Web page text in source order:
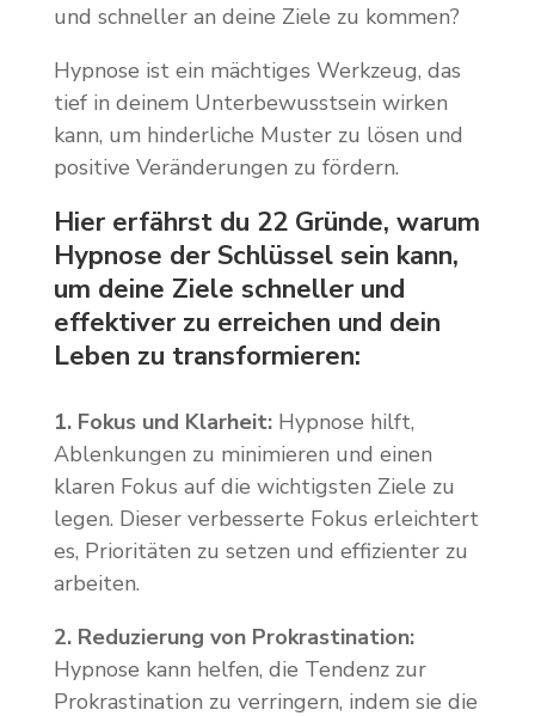
und schneller an deine Ziele zu kommen?
Hypnose ist ein mächtiges Werkzeug, das
tief in deinem Unterbewusstsein wirken
kann, um hinderliche Muster zu lösen und
positive Veränderungen zu fördern.
Hier erfährst du 22 Gründe, warum
Hypnose der Schlüssel sein kann,
um deine Ziele schneller und
effektiver zu erreichen und dein
Leben zu transformieren:
1. Fokus und Klarheit:Hypnose hilft,
Ablenkungen zu minimieren und einen
klaren Fokus auf die wichtigsten Ziele zu
legen. Dieser verbesserte Fokus erleichtert
es, Prioritäten zu setzen und effizienter zu
arbeiten.
2. Reduzierung von Prokrastination:
Hypnose kann helfen, die Tendenz zur
Prokrastination zu verringern, indem sie die